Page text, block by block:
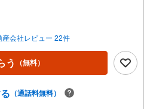
いただけますとスムーズにご案内が
1.ご見学、ご来店後にアンケート記
のQUOカードプレゼント（1組様1回
開の物件情報をご紹介3.不動産ご購
発電システムご検討中のお客様、ご紹
ード3、000円分プレゼント更にご紹介
いさせて頂きます！詳しくはスタッ
産会社レビュー 22件
う （無料）
（通話料無料）